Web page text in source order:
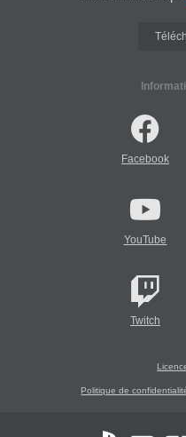
Facebook
YouTube
Twitch
Politique de